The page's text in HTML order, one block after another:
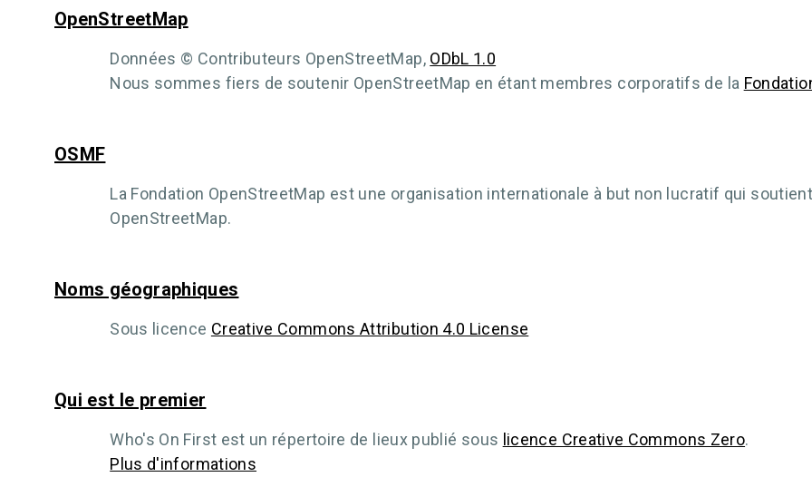
OpenStreetMap
Données © Contributeurs OpenStreetMap, ODbL 1.0
Nous sommes fiers de soutenir OpenStreetMap en étant membres corporatifs de la
OSMF
La Fondation OpenStreetMap est une organisation internationale à but non lucratif qui
OpenStreetMap.
Noms géographiques
Sous licence Creative Commons Attribution 4.0 License
Qui est le premier
Who's On First est un répertoire de lieux publié sous licence Creative Commons Zero.
Plus d'informations